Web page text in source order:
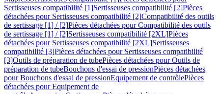
Sertisseuses compatibilité [1]Sertisseuses compatibilité [2]Pièces
détachées pour Sertisseuses compatibilité [2]Compatibilité des outils
de sertissage [1] / [2]Pièces détachées pour Compatibilité des outils
de sertissage [1] / [2]Sertisseuses compatibilité [2XL]Pièces
détachées pour Sertisseuses compatibilité [2XL]Sertisseuses
compatibilité [3]Pièces détachées pour Sertisseuses compatibilité
[3]Outils de préparation de tubePièces détachées pour Outils de
préparation de tubeBouchons d'essai de pressionPièces détachées
pour Bouchons d'essai de pressionEquipement de contrôlePièces
détachées pour Equipement de